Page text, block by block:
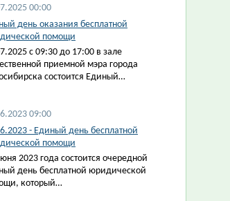
00:00
день оказания бесплатной
помощи
с 09:30 до 17:00 в зале
приемной мэра города
состоится Единый…
09:00
- Единый день бесплатной
помощи
2023 года состоится очередной
день бесплатной юридической
который…